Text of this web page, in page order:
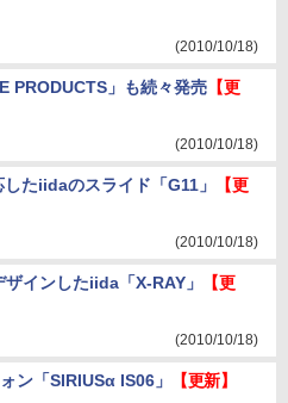
(2010/10/18)
PRODUCTS」も続々発売【更
(2010/10/18)
たiidaのスライド「G11」
【更
(2010/10/18)
インしたiida「X-RAY」
【更
(2010/10/18)
ン「SIRIUSα IS06」 【更新】